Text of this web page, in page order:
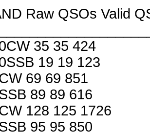
Raw QSOs Valid
35 35 424
19 19 123
69 69 851
89 89 616
128 125 1726
95 95 850